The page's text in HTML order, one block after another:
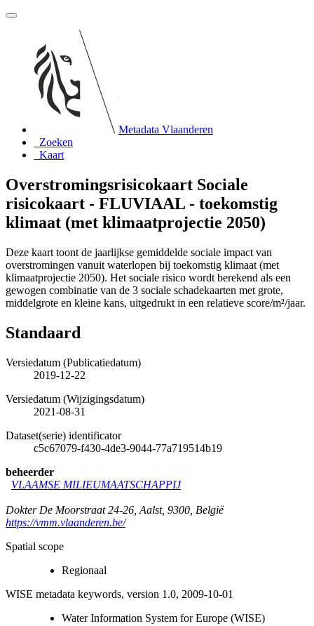
Metadata Vlaanderen
Zoeken
Kaart
Overstromingsrisicokaart Sociale
risicokaart - FLUVIAAL - toekomstig
klimaat (met klimaatprojectie 2050)
Deze kaart toont de jaarlijkse gemiddelde sociale impact van
overstromingen vanuit waterlopen bij toekomstig klimaat (met
klimaatprojectie 2050). Het sociale risico wordt berekend als een
gewogen combinatie van de 3 sociale schadekaarten met grote,
middelgrote en kleine kans, uitgedrukt in een relatieve score/m²/jaar.
Standaard
Versiedatum (Publicatiedatum)
2019-12-22
Versiedatum (Wijzigingsdatum)
2021-08-31
Dataset(serie) identificator
c5c67079-f430-4de3-9044-77a719514b19
beheerder
VLAAMSE MILIEUMAATSCHAPPIJ
Dokter De Moorstraat 24-26 Aalst, 9300 België
https://vmm.vlaanderen.be/
Spatial scope
Regionaal
WISE metadata keywords, version 1.0, 2009-10-01
Water Information System for Europe (WISE)